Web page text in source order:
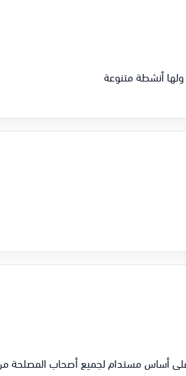
أنشطة متنوعة
أساس مستدام لجميع أصحاب المصلحة